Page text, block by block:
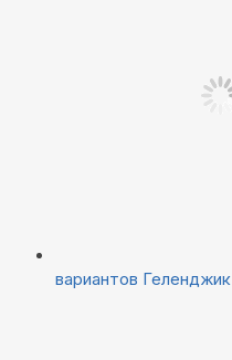
вариантов Геленджик